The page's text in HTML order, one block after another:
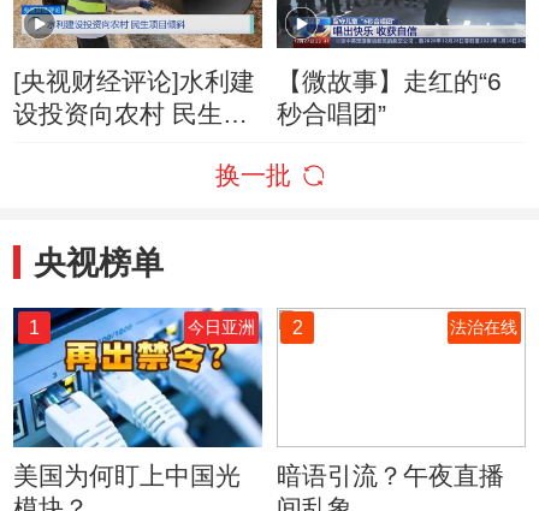
[央视财经评论]水利建
设投资向农村 民生项
【微故事】走红的“6
秒合唱团”
换一批
央视榜单
1 今日亚洲
美国为何盯上中国光
2 法治在线
暗语引流？午夜直播